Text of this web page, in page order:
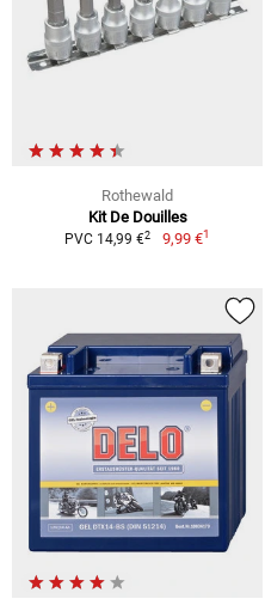
Rothewald
Kit De Douilles
PVC 14,99 €2 9,99 €1